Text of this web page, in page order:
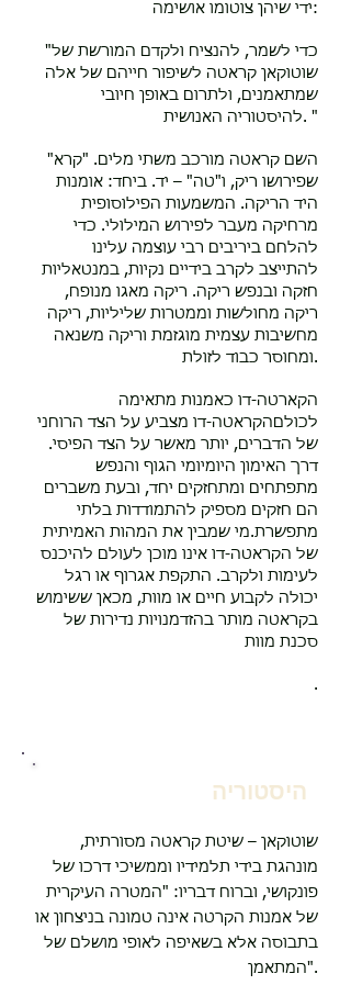
ידי שיהן צוטומו אושימה:
"כדי לשמר, להנציח ולקדם המורשת של
שוטוקאן קראטה לשיפור חייהם של אלה
שמתאמנים, ולתרום באופן חיובי
להיסטוריה האנושית. "
השם קראטה מורכב משתי מלים. "קרא"
שפירושו ריק, ו"טה" – יד. ביחד: אומנות
היד הריקה. המשמעות הפילוסופית
מרחיקה מעבר לפירוש המילולי. כדי
להלחם ביריבים רבי עוצמה עלינו
להתייצב לקרב בידיים נקיות, במנטאליות
חזקה ובנפש ריקה. ריקה מאגו מנופח,
ריקה מחולשות וממטרות שליליות, ריקה
מחשיבות עצמית מוגזמת וריקה משנאה
ומחוסר כבוד לזולת.
הקארטה-דו כאמנות מתאימה
לכולםהקראטה-דו מצביע על הצד הרוחני
של הדברים, יותר מאשר על הצד הפיסי.
דרך האימון היומיומי הגוף והנפש
מתפתחים ומתחזקים יחד, ובעת משברים
הם חזקים מספיק להתמודדות בלתי
מתפשרת.מי שמבין את המהות האמיתית
של הקראטה-דו אינו מוכן לעולם להיכנס
לעימות ולקרב. התקפת אגרוף או רגל
יכולה לקבוע חיים או מוות, מכאן ששימוש
בקראטה מותר בהזדמנויות נדירות של
סכנת מוות
.
היסטוריה
שוטוקאן – שיטת קראטה מסורתית,
מונהגת בידי תלמידיו וממשיכי דרכו של
פונקושי, וברוח דבריו: "המטרה העיקרית
של אמנות הקרטה אינה טמונה בניצחון או
בתבוסה אלא בשאיפה לאופי מושלם של
המתאמן".